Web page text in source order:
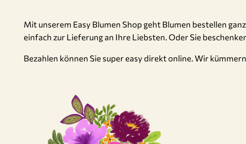
Mit unserem Easy Blumen Shop geht Blumen bestellen
einfach zur Lieferung an Ihre Liebsten. Oder Sie
Bezahlen können Sie super easy direkt online. Wir kümmern